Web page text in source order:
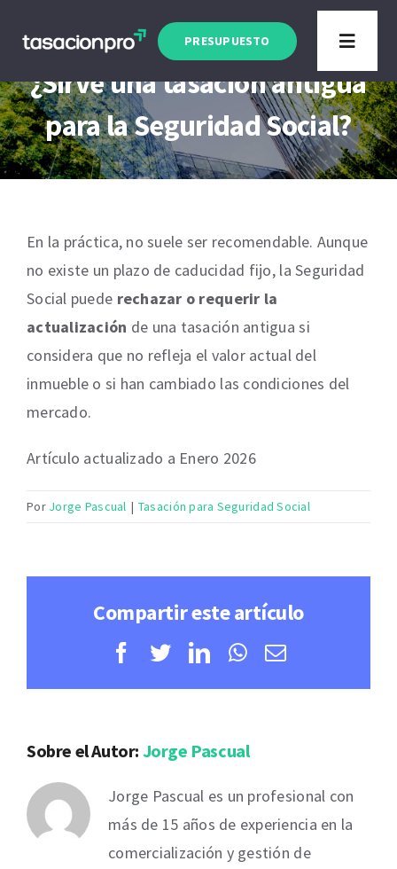
Toggle
Tipo de Inmueble
Finalidad
PRESUPUESTO
¿Sirve una tasación antigua
para la Seguridad Social?
En la práctica, no suele ser recomendable. Aunque
no existe un plazo de caducidad fijo, la Seguridad
Social puede rechazar o requerir la
actualización de una tasación antigua si
considera que no refleja el valor actual del
inmueble o si han cambiado las condiciones del
mercado.
Artículo actualizado a Enero 2026
Por Jorge Pascual | Tasación para Seguridad Social
Compartir este artículo
Facebook
TwitterLinkedInWhatsApp
Correo
Sobre el Autor: Jorge Pascual
Jorge Pascual es un profesional con
más de 15 años de experiencia en la
comercialización y gestión de